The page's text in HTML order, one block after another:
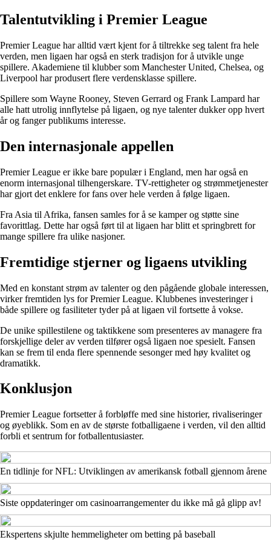
Talentutvikling i Premier League
Premier League har alltid vært kjent for å tiltrekke seg talent fra hele
verden, men ligaen har også en sterk tradisjon for å utvikle unge
spillere. Akademiene til klubber som Manchester United, Chelsea, og
Liverpool har produsert flere verdensklasse spillere.
Spillere som Wayne Rooney, Steven Gerrard og Frank Lampard har
alle hatt utrolig innflytelse på ligaen, og nye talenter dukker opp hvert
år og fanger publikums interesse.
Den internasjonale appellen
Premier League er ikke bare populær i England, men har også en
enorm internasjonal tilhengerskare. TV-rettigheter og strømmetjenester
har gjort det enklere for fans over hele verden å følge ligaen.
Fra Asia til Afrika, fansen samles for å se kamper og støtte sine
favorittlag. Dette har også ført til at ligaen har blitt et springbrett for
mange spillere fra ulike nasjoner.
Fremtidige stjerner og ligaens utvikling
Med en konstant strøm av talenter og den pågående globale interessen,
virker fremtiden lys for Premier League. Klubbenes investeringer i
både spillere og fasiliteter tyder på at ligaen vil fortsette å vokse.
De unike spillestilene og taktikkene som presenteres av managere fra
forskjellige deler av verden tilfører også ligaen noe spesielt. Fansen
kan se frem til enda flere spennende sesonger med høy kvalitet og
dramatikk.
Konklusjon
Premier League fortsetter å forbløffe med sine historier, rivaliseringer
og øyeblikk. Som en av de største fotballigaene i verden, vil den alltid
forbli et sentrum for fotballentusiaster.
En tidlinje for NFL: Utviklingen av amerikansk fotball gjennom årene
Siste oppdateringer om casinoarrangementer du ikke må gå glipp av!
Ekspertens skjulte hemmeligheter om betting på baseball